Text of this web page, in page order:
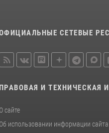
СЕТЕВЫЕ
ПРАВОВАЯ И ТЕХНИЧЕСКАЯ
О сайте
Об использовании информации сайта